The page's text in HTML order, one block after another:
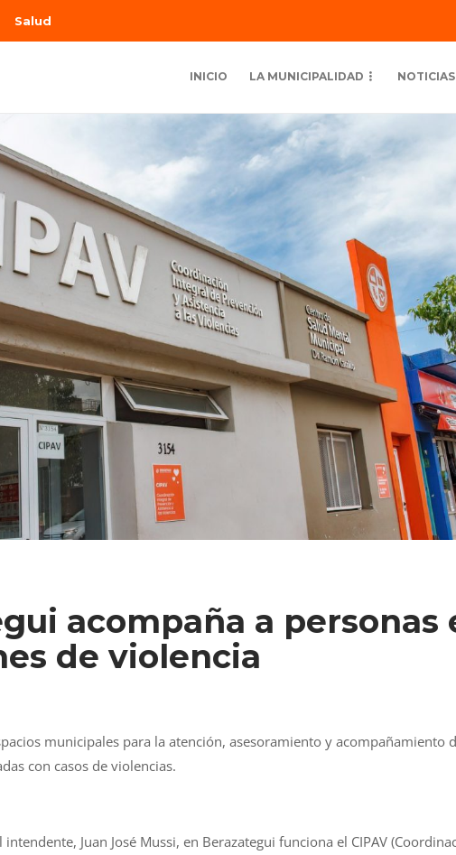
Salud
INICIO LA MUNICIPALIDAD NOTICIAS
acompaña a personas
de violencia
municipales para la atención, asesoramiento y acompañamiento
con casos de violencias.
Juan José Mussi, en Berazategui funciona el CIPAV